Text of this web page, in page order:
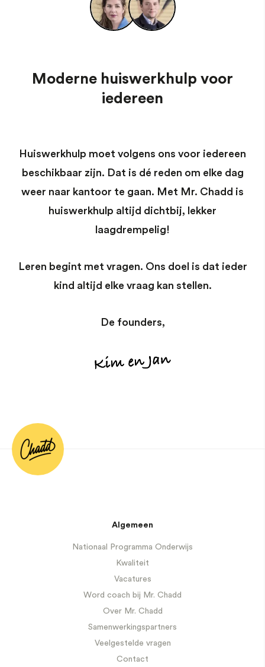
Moderne huiswerkhulp voor
iedereen
Huiswerkhulp moet volgens ons voor iedereen
beschikbaar zijn. Dat is dé reden om elke dag
weer naar kantoor te gaan. Met Mr. Chadd is
huiswerkhulp altijd dichtbij, lekker
laagdrempelig!
Leren begint met vragen. Ons doel is dat ieder
kind altijd elke vraag kan stellen.
De founders,
Algemeen
Nationaal Programma Onderwijs
Kwaliteit
Vacatures
Word coach bij Mr. Chadd
Over Mr. Chadd
Samenwerkingspartners
Veelgestelde vragen
Contact